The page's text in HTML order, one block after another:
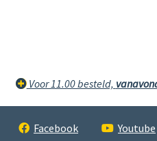
Voor 11.00 besteld,
Facebook Youtube